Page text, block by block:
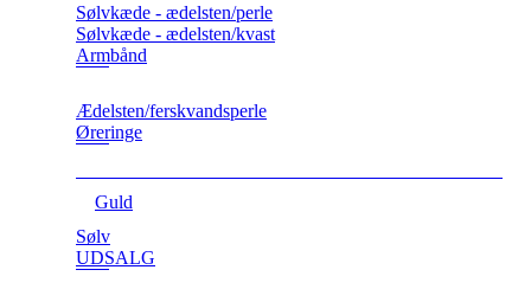
Sølvkæde - ædelsten/perle
Sølvkæde - ædelsten/kvast
Armbånd
Ædelsten/ferskvandsperle
Øreringe
Guld
Sølv
UDSALG